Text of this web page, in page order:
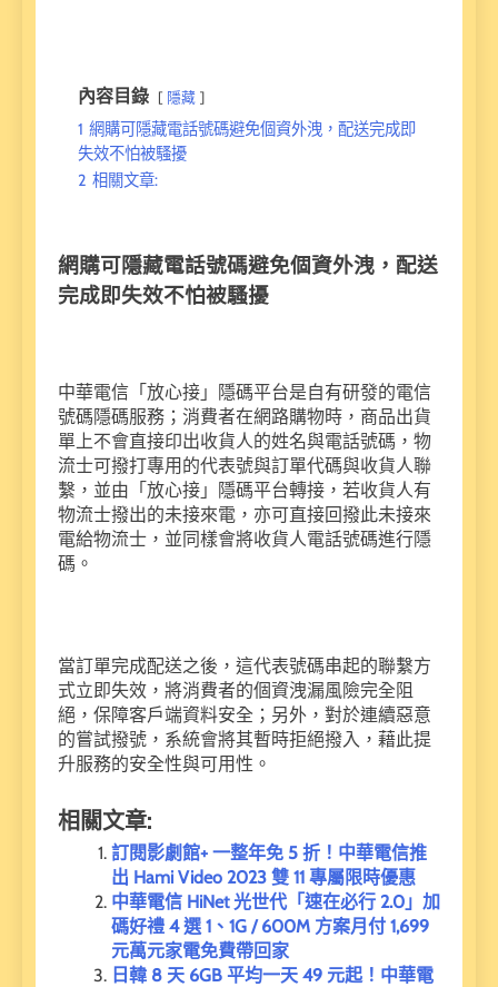
內容目錄 隱藏
1 網購可隱藏電話號碼避免個資外洩，配送完成即
失效不怕被騷擾
2 相關文章:
網購可隱藏電話號碼避免個資外洩，配送
完成即失效不怕被騷擾
中華電信「放心接」隱碼平台是自有研發的電信
號碼隱碼服務；消費者在網路購物時，商品出貨
單上不會直接印出收貨人的姓名與電話號碼，物
流士可撥打專用的代表號與訂單代碼與收貨人聯
繫，並由「放心接」隱碼平台轉接，若收貨人有
物流士撥出的未接來電，亦可直接回撥此未接來
電給物流士，並同樣會將收貨人電話號碼進行隱
碼。
當訂單完成配送之後，這代表號碼串起的聯繫方
式立即失效，將消費者的個資洩漏風險完全阻
絕，保障客戶端資料安全；另外，對於連續惡意
的嘗試撥號，系統會將其暫時拒絕撥入，藉此提
升服務的安全性與可用性。
相關文章:
訂閱影劇館+ 一整年免 5 折！中華電信推
出 Hami Video 2023 雙 11 專屬限時優惠
中華電信 HiNet 光世代「速在必行 2.0」加
碼好禮 4 選 1、1G / 600M 方案月付 1,699
元萬元家電免費帶回家
日韓 8 天 6GB 平均一天 49 元起！中華電